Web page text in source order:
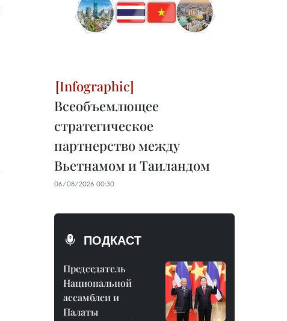
Всеобъемлющее
стратегическое
партнерство между
Вьетнамом и Таиландом
06/08/2026 00:30
ПОДКАСТ
Председатель
Национальной
ассамблеи и
Палаты